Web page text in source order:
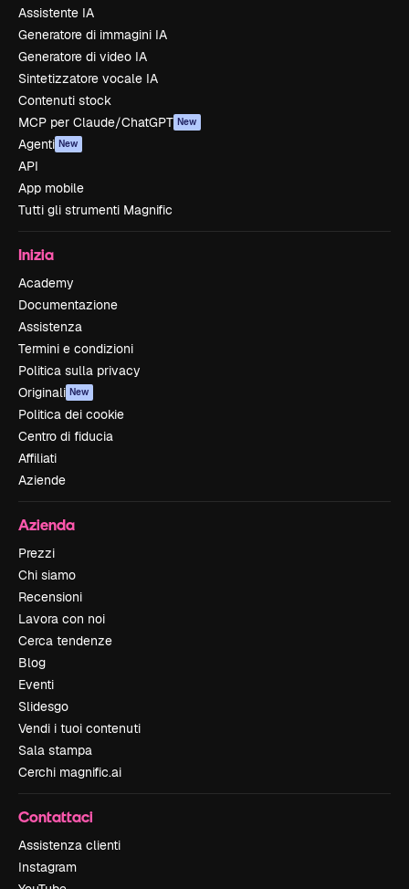
Assistente IA
Generatore di immagini IA
Generatore di video IA
Sintetizzatore vocale IA
Contenuti stock
MCP per Claude/ChatGPT New
Agenti New
API
App mobile
Tutti gli strumenti Magnific
Inizia
Academy
Documentazione
Assistenza
Termini e condizioni
Politica sulla privacy
Originali New
Politica dei cookie
Centro di fiducia
Affiliati
Aziende
Azienda
Prezzi
Chi siamo
Recensioni
Lavora con noi
Cerca tendenze
Blog
Eventi
Slidesgo
Vendi i tuoi contenuti
Sala stampa
Cerchi magnific.ai
Contattaci
Assistenza clienti
Instagram